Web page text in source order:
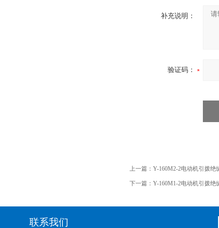
补充说明：
验证码：
上一篇： Y-160M2-2电动机引拨绝
下一篇： Y-160M1-2电动机引拨绝
联系我们